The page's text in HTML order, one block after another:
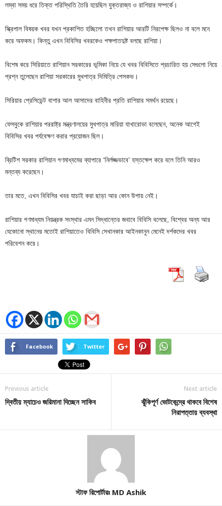
লম্বা সময় ধরে তিক্ত পরিস্থিতি তৈরি হয়েছিল যুক্তরাজ্য ও রাশিয়ার সম্পর্কে।
স্ক্রিপাল বিষয়ক খবর যখন প্রকাশিত হচ্ছিলো তখন রাশিয়ার আরটি নিরপেক্ষ ছিলও না বলে মনে
করে অফকম। কিন্তু এখন বিবিসির খবরকেও পক্ষপাতদুষ্ট বলছে রাশিয়া।
বিশেষ করে সিরিয়াতে রাশিয়ান সরকারের ভূমিকা নিয়ে যে খবর বিবিসিতে প্রচারিত হয় সেগুলো নিয়ে
প্রশ্ন তুলেছেন রাশিয়া সরকারের মুখপাত্র দিমিত্রি পেসকভ।
সিরিয়ার প্রেসিডেন্ট বাশার আল আসাদের বাহিনীর প্রতি রাশিয়ার সমর্থন রয়েছে।
ফেসবুকে রাশিয়ার পররাষ্ট্র মন্ত্রণালয়ের মুখপাত্র মারিয়া যাখারোভা বলেছেন, অনেক আগেই
বিবিসির খবর পর্যবেক্ষণ করার প্রয়োজন ছিল।
ব্রিটিশ সরকার রাশিয়ান গণমাধ্যমের ব্যাপারে ‘নির্লজ্জভাবে’ হস্তক্ষেপ করে বলে তিনি আরও
মন্তব্য করেছেন।
তার মতে, এখন বিবিসির খবর যাচাই করা ছাড়া আর কোন উপায় নেই।
রাশিয়ার গণমাধ্যম নিয়ন্ত্রক সংস্থার এমন সিদ্ধান্তের জবাবে বিবিসি বলেছে, বিশ্বের অন্য আর
যেকোনো স্থানের মতোই রাশিয়াতেও বিবিসি সেখানকার আইনকানুন মেনেই দর্শকদের খবর
পরিবেশন করে।
Facebook Twitter
Previous article
দ্বিতীয় ম্যাচেও জরিমানা দিচ্ছেন সাকিব
Next article
ঝুঁকিপূর্ণ ভোটকেন্দ্রে থাকবে বিশেষ
নিরাপত্তায় ব্যবস্থা
স্টাফ রিপোর্টারঃ MD Ashik